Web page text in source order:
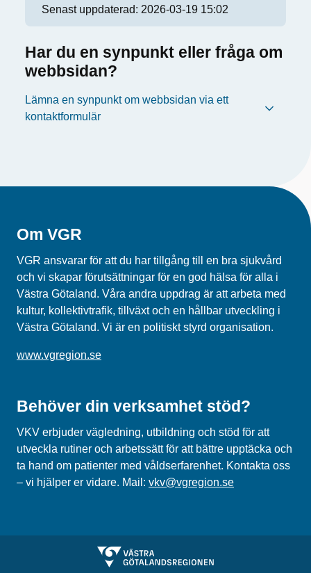
Senast uppdaterad: 2026-03-19 15:02
Har du en synpunkt eller fråga om
webbsidan?
Lämna en synpunkt om webbsidan via ett
kontaktformulär
Om VGR
VGR ansvarar för att du har tillgång till en bra sjukvård
och vi skapar förutsättningar för en god hälsa för alla i
Västra Götaland. Våra andra uppdrag är att arbeta med
kultur, kollektivtrafik, tillväxt och en hållbar utveckling i
Västra Götaland. Vi är en politiskt styrd organisation.
www.vgregion.se
Behöver din verksamhet stöd?
VKV erbjuder vägledning, utbildning och stöd för att
utveckla rutiner och arbetssättför att bättre upptäcka och
ta hand om patienter med våldserfarenhet. Kontakta oss
– vi hjälper er vidare. Mail : vkv@vgregion.se